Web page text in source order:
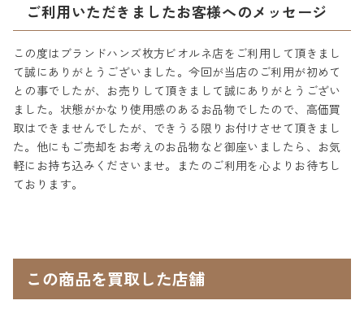
ご利用いただきましたお客様へのメッセージ
この度はブランドハンズ枚方ビオルネ店をご利用して頂きまし
て誠にありがとうございました。今回が当店のご利用が初めて
との事でしたが、お売りして頂きまして誠にありがとうござい
ました。状態がかなり使用感のあるお品物でしたので、高価買
取はできませんでしたが、できうる限りお付けさせて頂きまし
た。他にもご売却をお考えのお品物など御座いましたら、お気
軽にお持ち込みくださいませ。またのご利用を心よりお待ちし
ております。
この商品を買取した店舗